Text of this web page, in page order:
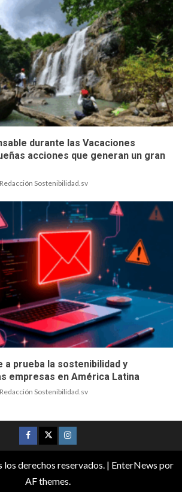
durante las Vacaciones
acciones que generan un gran
Redacción Sostenibilidad.sv
a prueba la sostenibilidad y
empresas en América Latina
Redacción Sostenibilidad.sv
derechos reservados. | EnterNews por
AF themes.